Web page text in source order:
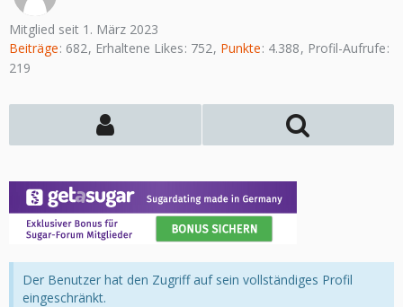
Mitglied seit 1. März 2023
Beiträge 682 Erhaltene Likes 752 Punkte 4.388
Profil-Aufrufe
219
Der Benutzer hat den Zugriff auf sein vollständiges Profil
eingeschränkt.